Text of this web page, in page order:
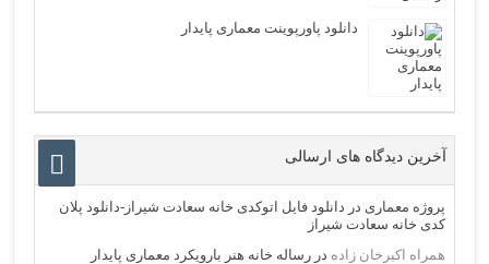
دانلود پاورپوینت معماری پایدار
آخرین دیدگاه های ارسالی
پروژه معماری در دانلود فایل اتوکدی خانه سعادت شیراز-دانلود پلان
کدی خانه سعادت شیراز
همراه اکبرخان زاده دررساله خانه هنر بارویکرد معماری پایدار